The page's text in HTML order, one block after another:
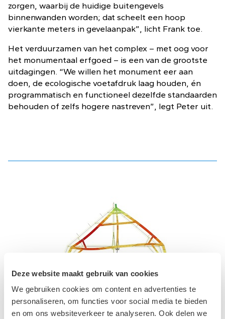
Deze website maakt gebruik van cookies
We gebruiken cookies om content en advertenties te
personaliseren, om functies voor social media te bieden
en om ons websiteverkeer te analyseren. Ook delen we
zorgen, waarbij de huidige buitengevels
binnenwanden worden; dat scheelt een hoop
vierkante meters in gevelaanpak”, licht Frank toe.
Het verduurzamen van het complex – met oog voor
het monumentaal erfgoed – is een van de grootste
uitdagingen. “We willen het monument eer aan
doen, de ecologische voetafdruk laag houden, én
programmatisch en functioneel dezelfde standaarden
behouden of zelfs hogere nastreven”, legt Peter uit.